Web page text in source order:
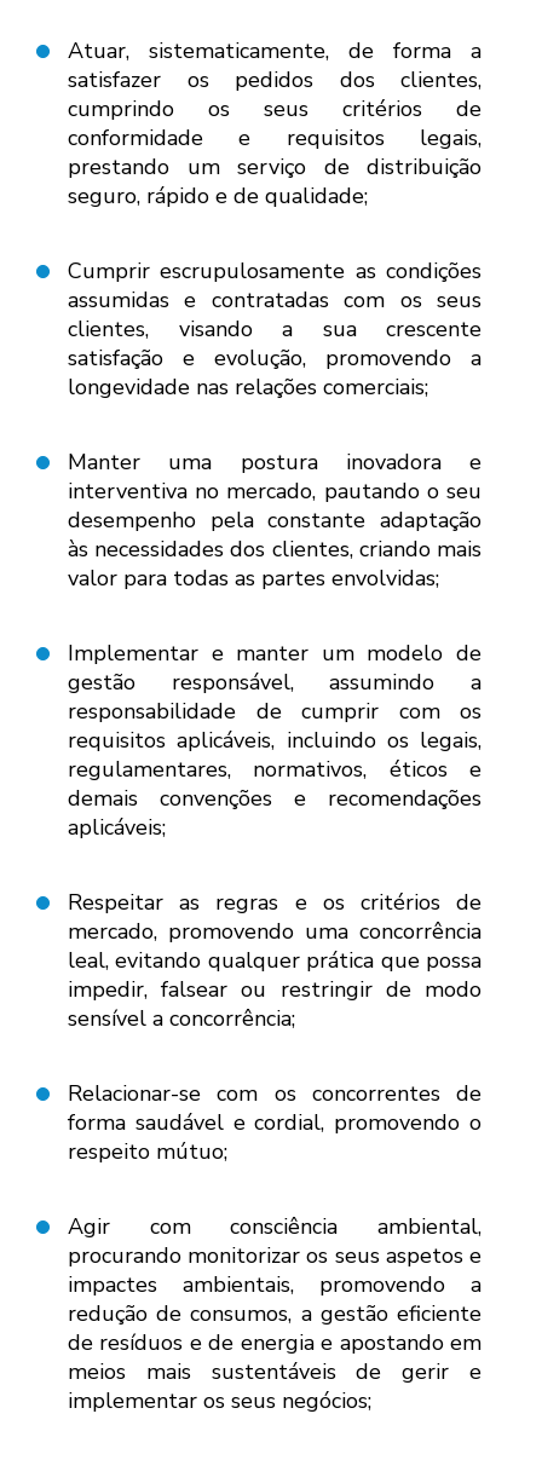
Atuar, sistematicamente, de forma a
satisfazer os pedidos dos clientes,
cumprindo os seus critérios de
conformidade e requisitos legais,
prestando um serviço de distribuição
seguro, rápido e de qualidade;
Cumprir escrupulosamente as condições
assumidas e contratadas com os seus
clientes, visando a sua crescente
satisfação e evolução, promovendo a
longevidade nas relações comerciais;
Manter uma postura inovadora e
interventiva no mercado, pautando o seu
desempenho pela constante adaptação
às necessidades dos clientes, criando mais
valor para todas as partes envolvidas;
Implementar e manter um modelo de
gestão responsável, assumindo a
responsabilidade de cumprir com os
requisitos aplicáveis, incluindo os legais,
regulamentares, normativos, éticos e
demais convenções e recomendações
aplicáveis;
Respeitar as regras e os critérios de
mercado, promovendo uma concorrência
leal, evitando qualquer prática que possa
impedir, falsear ou restringir de modo
sensível a concorrência;
Relacionar-se com os concorrentes de
forma saudável e cordial, promovendo o
respeito mútuo;
Agir com consciência ambiental,
procurando monitorizar os seus aspetos e
impactes ambientais, promovendo a
redução de consumos, a gestão eficiente
de resíduos e de energia e apostando em
meios mais sustentáveis de gerir e
implementar os seus negócios;